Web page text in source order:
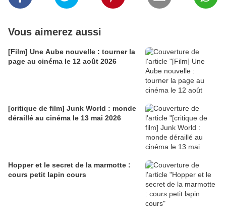
Vous aimerez aussi
[Film] Une Aube nouvelle : tourner la
page au cinéma le 12 août 2026
[critique de film] Junk World : monde
déraillé au cinéma le 13 mai 2026
Hopper et le secret de la marmotte :
cours petit lapin cours